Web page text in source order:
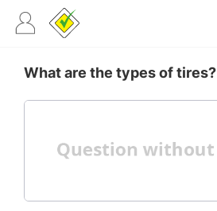
What are the types of tires?